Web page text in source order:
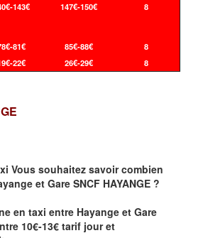
143€ 147€-150€ 8
81€ 85€-88€
8
22€ 26€-29€ 8
Vous souhaitez savoircombien
et Gare SNCF HAYANGE ?
en taxi entre Hayange et Gare
10€-13€ tarif jour et